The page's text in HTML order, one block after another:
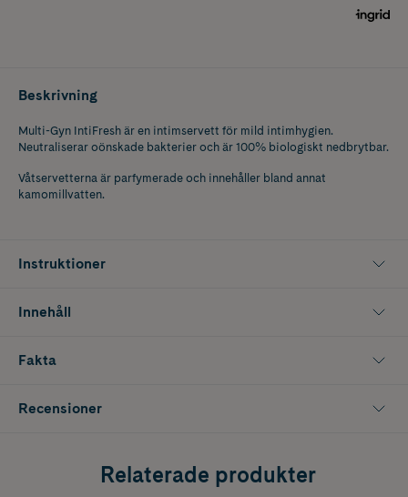
Beskrivning
Multi-Gyn IntiFresh är en intimservett för mild intimhygien.
Neutraliserar oönskade bakterier och är 100% biologiskt nedbrytbar.
Våtservetterna är parfymerade och innehåller bland annat
kamomillvatten.
Instruktioner
Innehåll
Fakta
Recensioner
Relaterade produkter